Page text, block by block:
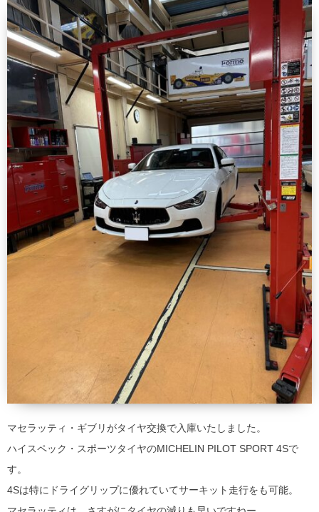
マセラッティ・ギブリがタイヤ交換で入庫いたしました。
ハイスペック・スポーツタイヤのMICHELIN PILOT SPORT 4Sで
す。
4Sは特にドライグリップに優れていてサーキット走行をも可能。